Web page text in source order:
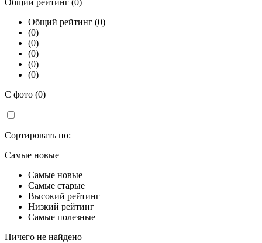
Общий рейтинг (0)
Общий рейтинг (0)
(0)
(0)
(0)
(0)
(0)
С фото (0)
Сортировать по:
Самые новые
Самые новые
Самые старые
Высокий рейтинг
Низкий рейтинг
Самые полезные
Ничего не найдено